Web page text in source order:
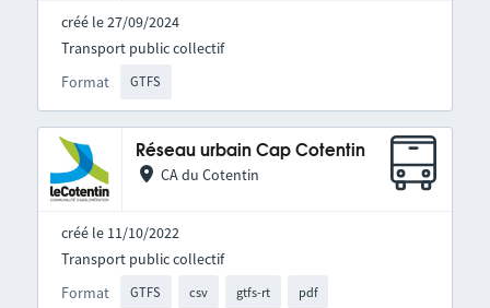
créé le 27/09/2024
Format GTFS
Transport public collectif
Réseau urbain Cap Cotentin
CA du Cotentin
créé le 11/10/2022
Format GTFS csv gtfs-rt pdf
Transport public collectif